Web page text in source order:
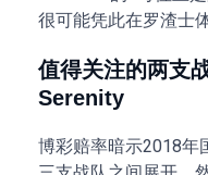
很可能凭此在罗渣士
值得关注的两支
Serenity
博彩赔率暗示2018年